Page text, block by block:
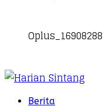
Oplus_16908288
Berita